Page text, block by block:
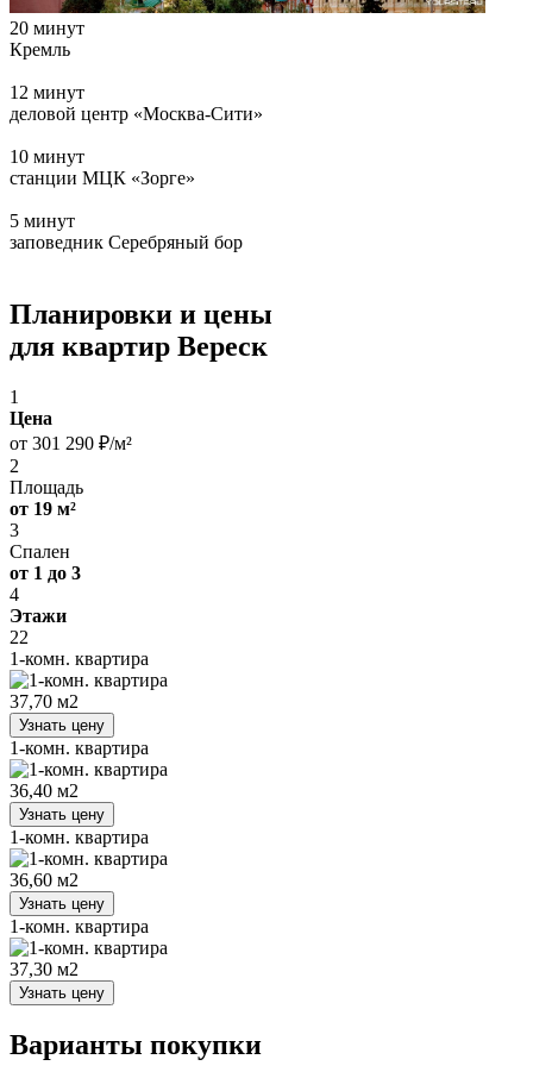
20 минут
Кремль
12 минут
деловой центр «Москва-Сити»
10 минут
станции МЦК «Зорге»
5 минут
заповедник Серебряный бор
Планировки и цены
для квартир Вереск
1
Цена
от 301 290 ₽/м²
2
Площадь
от 19 м²
3
Спален
от 1 до 3
4
Этажи
22
1-комн. квартира
37,70 м2
Узнать цену
1-комн. квартира
36,40 м2
Узнать цену
1-комн. квартира
36,60 м2
Узнать цену
1-комн. квартира
37,30 м2
Узнать цену
Варианты покупки